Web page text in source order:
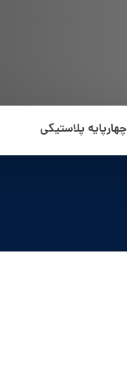
چهارپایه پلاستیکی